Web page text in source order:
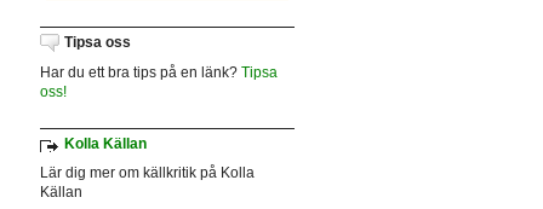
Tipsa oss
Har du ett bra tips på en länk? Tipsa
oss!
Kolla Källan
Lär dig mer om källkritik på Kolla
Källan